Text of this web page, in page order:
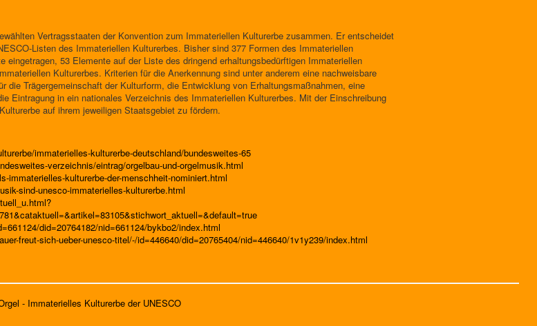
Vertragsstaaten der Konvention zum Immateriellen Kulturerbe zusammen. Er entscheidet
Listen des Immateriellen Kulturerbes. Bisher sind 377 Formen des Immateriellen
eingetragen, 53 Elemente auf der Liste des dringend erhaltungsbedürftigen Immateriellen
Kulturerbes. Kriterien für die Anerkennung sind unter anderem eine nachweisbare
die Trägergemeinschaft der Kulturform, die Entwicklung von Erhaltungsmaßnahmen, eine
Eintragung in ein nationales Verzeichnis des Immateriellen Kulturerbes. Mit der Einschreibung
auf ihrem jeweiligen Staatsgebiet zu fördern.
immaterielles-kulturerbe-deutschland/bundesweites-65
verzeichnis/eintrag/orgelbau-und-orgelmusik.html
immaterielles-kulturerbe-der-menschheit-nominiert.html
sind-unesco-immaterielles-kulturerbe.html
did=20764182/nid=661124/bykbo2/index.html
freut-sich-ueber-unesco-titel/-/id=446640/did=20765404/nid=446640/1v1y239/index.html
- Immaterielles Kulturerbe der UNESCO